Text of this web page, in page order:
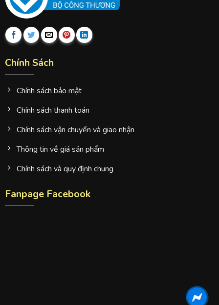
Chính Sách
Chính sách bảo mật
Chính sách thanh toán
Chính sách vận chuyển và giao nhận
Thông tin về giá sản phẩm
Chính sách và quy định chung
Fanpage Facebook